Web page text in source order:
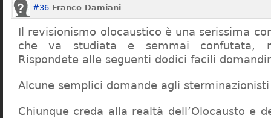
#36 Franco Damiani
Il revisionismo olocaustico è una serissima
che va studiata e semmai confutata,
Rispondete alle seguenti dodici facili
Alcune semplici domande agli sterminazionisti
Chiunque creda alla realtà dell’Olocausto e